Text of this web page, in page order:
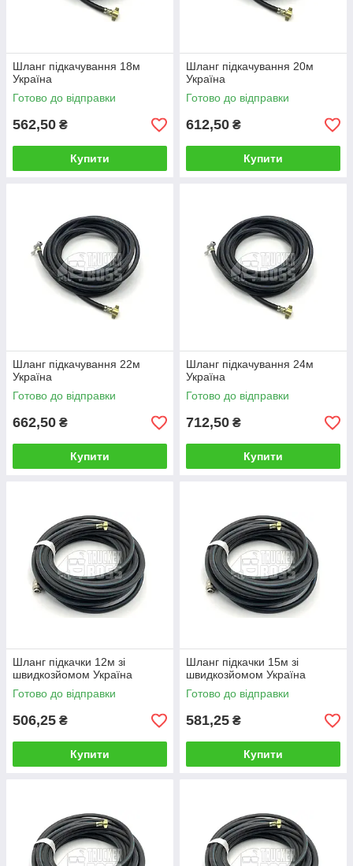
Шланг підкачування 18м
Україна
Готово до відправки
562,50 ₴
Купити
Шланг підкачування 20м
Україна
Готово до відправки
612,50 ₴
Купити
Шланг підкачування 22м
Україна
Готово до відправки
662,50 ₴
Купити
Шланг підкачування 24м
Україна
Готово до відправки
712,50 ₴
Купити
Шланг підкачки 12м зі
швидкозйомом Україна
Готово до відправки
506,25 ₴
Купити
Шланг підкачки 15м зі
швидкозйомом Україна
Готово до відправки
581,25 ₴
Купити